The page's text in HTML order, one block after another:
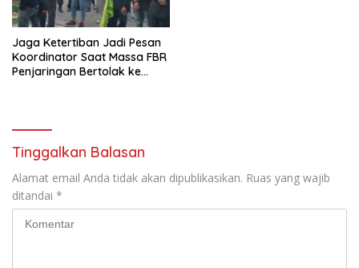
Jaga Ketertiban Jadi Pesan
Koordinator Saat Massa FBR
Penjaringan Bertolak ke
Tinggalkan Balasan
Alamat email Anda tidak akan dipublikasikan. Ruas yang wajib
ditandai *